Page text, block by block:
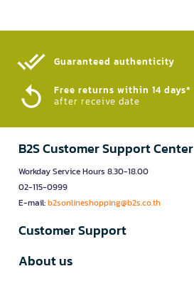
Guaranteed authenticity​
Free returns within 14 days*
after receive date
B2S Customer Support Center
Workday Service Hours 8.30-18.00
02-115-0999
E-mail:b2sonlineshopping@b2s.co.th
Customer Support
About us